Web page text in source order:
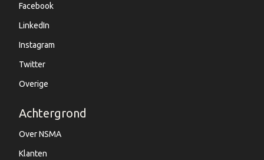
Facebook
LinkedIn
Instagram
Twitter
Overige
Achtergrond
Over NSMA
Klanten